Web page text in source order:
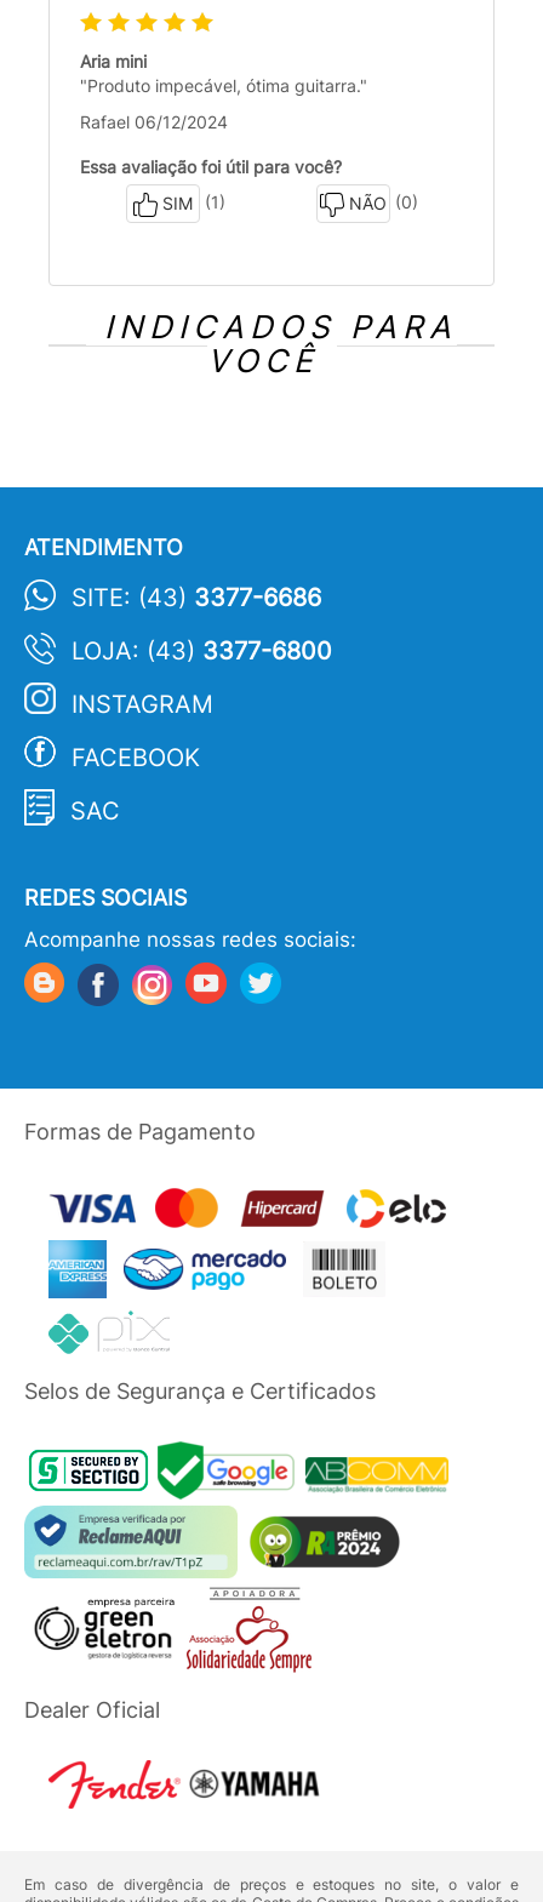
Aria mini
"Produto impecável, ótima guitarra."
Rafael 06/12/2024
Essa avaliação foi útil para você?
SIM
(1) NÃO (0)
INDICADOS PARA
VOCÊ
ATENDIMENTO
SITE: (43) 3377-6686
LOJA: (43) 3377-6800
INSTAGRAM
FACEBOOK
SAC
REDES SOCIAIS
Acompanhe nossas redes sociais:
Formas de Pagamento
Selos de Segurança e Certificados
Dealer Oficial
Em caso de divergência de preços e estoques no site, o valor e